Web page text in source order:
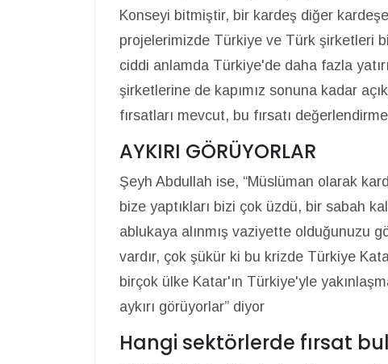
Konseyi bitmiştir, bir kardeş diğer
projelerimizde Türkiye ve Türk şirketleri
ciddi anlamda Türkiye'de daha fazla
şirketlerine de kapımız sonuna kadar
fırsatları mevcut, bu fırsatı
AYKIRI GÖRÜYORLAR
Şeyh Abdullah ise, “Müslüman olarak
bize yaptıkları bizi çok üzdü, bir sabah
ablukaya alınmış vaziyette olduğunuzu
vardır, çok şükür ki bu krizde Türkiye
birçok ülke Katar'ın Türkiye'yle
aykırı görüyorlar” diyor
Hangi sektörlerde fırsat